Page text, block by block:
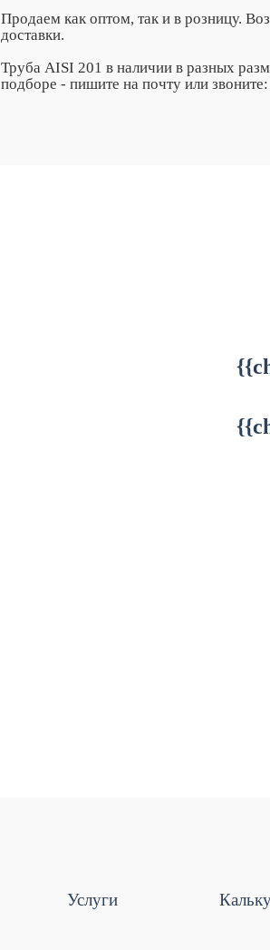
Продаем как оптом, так и в розницу.
доставки.
Труба AISI 201 в наличии в разных
подборе - пишите на почту или звоните:
Услуги